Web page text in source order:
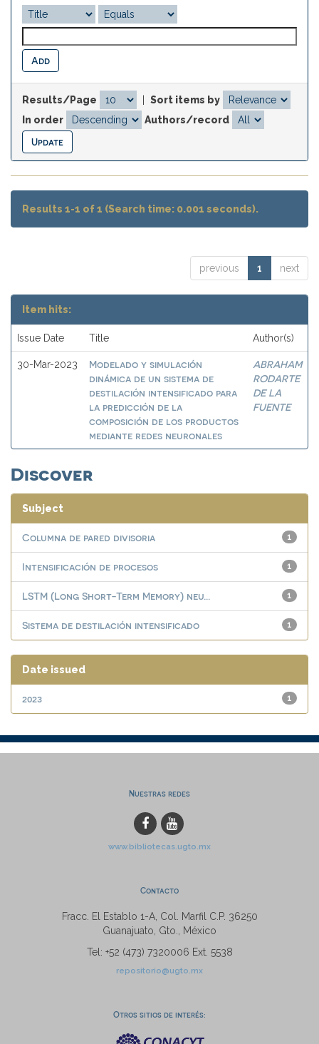
Results/Page
Sort items by
In order
Authors/record
Results 1-1 of 1 (Search time: 0.001 seconds).
previous 1 next
Item hits:
Issue Date Title Author(s)
30-Mar-2023
Modelado y simulación
dinámica de un sistema de
destilación intensificado para
la predicción de la
composición de los productos
mediante redes neuronales
ABRAHAM
RODARTE
DE LA
FUENTE
Discover
Subject
1
Columna de pared divisoria
1
Intensificación de procesos
1
LSTM (Long Short-Term Memory) neu...
1
Sistema de destilación intensificado
Date issued
1
2023
Nuestras redes
www.bibliotecas.ugto.mx
Contacto
Fracc. El Establo 1-A, Col. Marfil C.P. 36250
Guanajuato, Gto., México
Tel: +52 (473) 7320006 Ext. 5538
repositorio@ugto.mx
Otros sitios de interés: